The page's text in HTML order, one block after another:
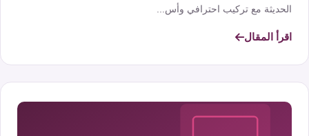
الحديثة مع تركيب احترافي وأس...
اقرأ المقال